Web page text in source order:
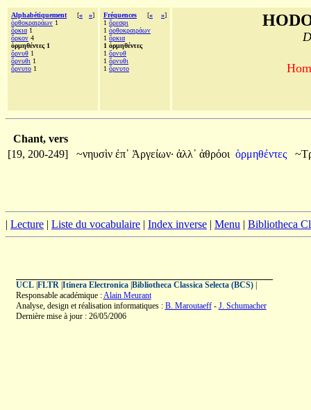
Alphabétiquement [« »]
ὀρθοκραιράων 1
ὅρκια 1
ὅρκον 4
ὁρμηθέντες 1
ὄρνυθ 1
ὄρνυθι 1
ὄρνυτο 1
Fréquences [« »]
1 ὄρεσφι
1 ὀρθοκραιράων
1 ὅρκια
1 ὁρμηθέντες
1 ὄρνυθ
1 ὄρνυθι
1 ὄρνυτο
Chant, vers
[19, 200-249]
~νηυσὶν ἐπ᾽ Ἀργείων· ἀλλ᾽ ἀθρόοι ὁρμηθέντες
| Lecture | Liste du vocabulaire | Index inverse | Menu | Bibliotheca
UCL| FLTR| Itinera Electronica| Bibliotheca Classica Selecta (BCS)|
Responsable académique :Alain Meurant
Analyse, design et réalisation informatiques : B. Maroutaeff- J. Schumacher
Dernière mise à jour : 26/05/2006